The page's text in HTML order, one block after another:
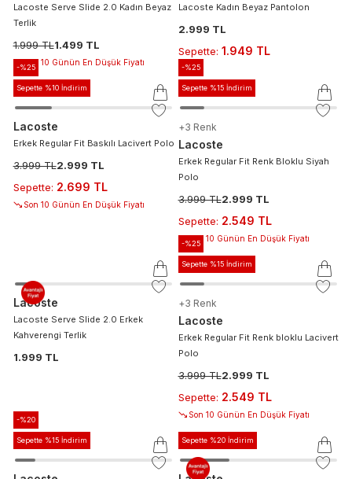
Lacoste Serve Slide 2.0 Kadın Beyaz
Terlik
1.999 TL1.499 TL
Son 10 Günün En Düşük Fiyatı
Lacoste Kadın Beyaz Pantolon
2.999 TL
Sepette: 1.949 TL
-%25
Sepette %10 İndirim
Lacoste
Erkek Regular Fit Baskılı Lacivert Polo
3.999 TL2.999 TL
Sepette: 2.699 TL
Son 10 Günün En Düşük Fiyatı
-%25
Sepette %15 İndirim
+3 Renk
Lacoste
Erkek Regular Fit Renk Bloklu Siyah
Polo
3.999 TL2.999 TL
Sepette: 2.549 TL
Son 10 Günün En Düşük Fiyatı
Lacoste
Lacoste Serve Slide 2.0 Erkek
Kahverengi Terlik
1.999 TL
-%25
Sepette %15 İndirim
+3 Renk
Lacoste
Erkek Regular Fit Renk bloklu Lacivert
Polo
3.999 TL2.999 TL
Sepette: 2.549 TL
Son 10 Günün En Düşük Fiyatı
-%20
Sepette %15 İndirim Sepette %20 İndirim